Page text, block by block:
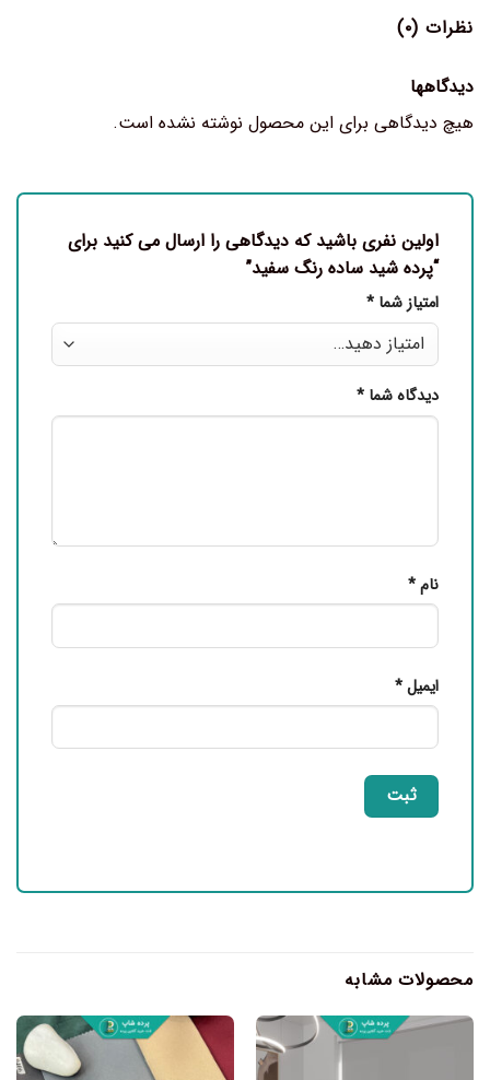
نظرات (۰)
دیدگاهها
هیچ دیدگاهی برای این محصول نوشته نشده است.
اولین نفری باشید که دیدگاهی را ارسال می کنید برای
“پرده شید ساده رنگ سفید”
امتیاز شما *
دیدگاه شما *
نام*
ایمیل*
محصولات مشابه